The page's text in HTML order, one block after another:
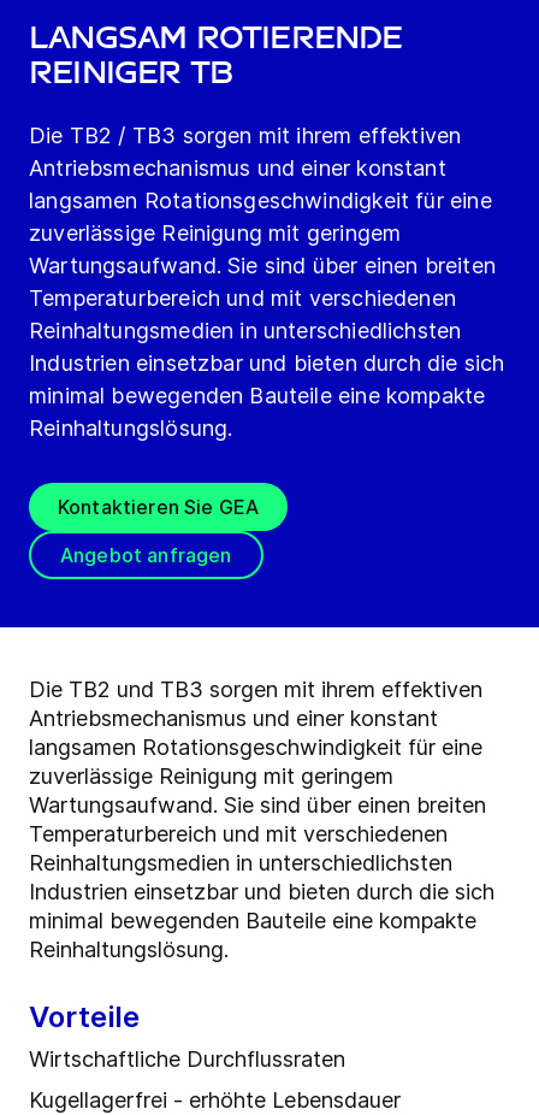
Langsam rotierende
Reiniger TB
Die TB2 / TB3 sorgen mit ihrem effektiven
Antriebsmechanismus und einer konstant
langsamen Rotationsgeschwindigkeit für eine
zuverlässige Reinigung mit geringem
Wartungsaufwand. Sie sind über einen breiten
Temperaturbereich und mit verschiedenen
Reinhaltungsmedien in unterschiedlichsten
Industrien einsetzbar und bieten durch die sich
minimal bewegenden Bauteile eine kompakte
Reinhaltungslösung.
Kontaktieren Sie GEA
Angebot anfragen
Die TB2 und TB3 sorgen mit ihrem effektiven
Antriebsmechanismus und einer konstant
langsamen Rotationsgeschwindigkeit für eine
zuverlässige Reinigung mit geringem
Wartungsaufwand. Sie sind über einen breiten
Temperaturbereich und mit verschiedenen
Reinhaltungsmedien in unterschiedlichsten
Industrien einsetzbar und bieten durch die sich
minimal bewegenden Bauteile eine kompakte
Reinhaltungslösung.
Vorteile
Wirtschaftliche Durchflussraten
Kugellagerfrei - erhöhte Lebensdauer